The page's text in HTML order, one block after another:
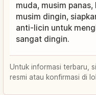
muda, musim
musim dingin,
anti-licin untuk
sangat dingin.
Untuk informasi terbaru,
resmi atau konfirmasi di